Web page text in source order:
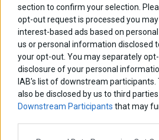
section to confirm your selection.
opt-out request is processed you
interest-based ads based on
us or personal information disclosed
your opt-out. You may separately
disclosure of your personal
IAB’s list of downstream
also be disclosed by us to third
Downstream Participants that may
Πλοήγηση
άρθρων
ΠΡΟΗΓΟΥΜΕΝΟ ΑΡΘΡΟ
post:
Black Rock: Με έμφαση στα
καταναλωτικά δάνεια ο
νέος γύρος ελέγχου των
τραπεζών
ΑΡΘΡΟΓΡΑΦΟΙ